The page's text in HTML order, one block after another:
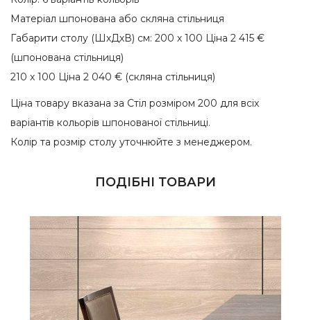
Матеріал шпонована або скляна стільниця
Габарити столу (ШхДхВ) см: 200 х 100 Ціна 2 415 €
(шпонована стільниця)
210 x 100 Ціна 2 040 € (скляна стільниця)
Ціна товару вказана за Стіл розміром 200 для всіх
варіантів кольорів шпонованої стільниці.
Колір та розмір столу уточнюйте з менеджером.
ПОДІБНІ ТОВАРИ